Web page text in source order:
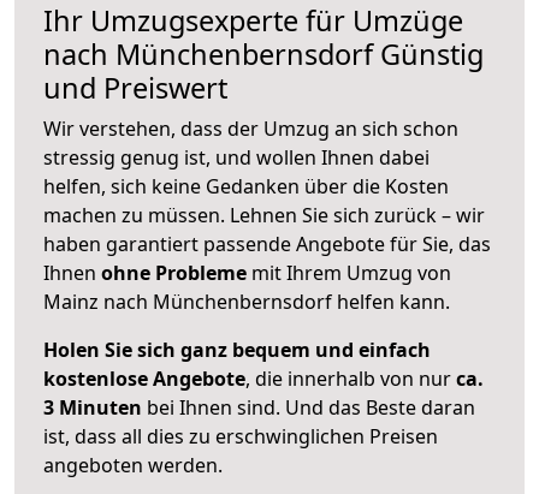
Ihr Umzugsexperte für Umzüge
nach MünchenbernsdorfGünstig
und Preiswert
Wir verstehen, dass der Umzug an sich schon
stressig genug ist, und wollen Ihnen dabei
helfen, sich keine Gedanken über die Kosten
machen zu müssen. Lehnen Sie sich zurück – wir
haben garantiert passende Angebote für Sie, das
Ihnen ohne Probleme mit Ihrem Umzug von
Mainz nach Münchenbernsdorf helfen kann.
Holen Sie sich ganz bequem und einfach
kostenlose Angebote, die innerhalb von nurca.
3 Minuten bei Ihnen sind. Und das Beste daran
ist, dass all dies zu erschwinglichen Preisen
angeboten werden.